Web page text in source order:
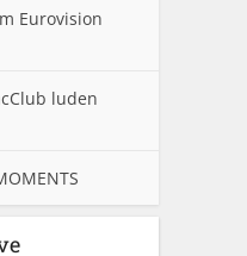
Eurovision
luden